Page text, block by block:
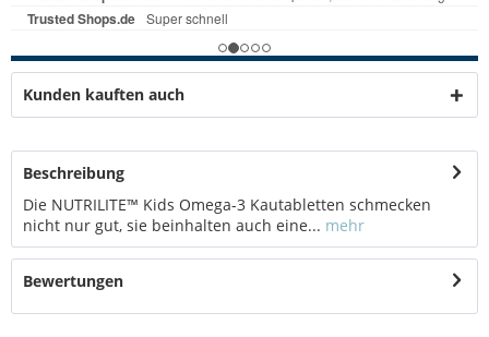
Kunden kauften auch
Beschreibung
Die NUTRILITE™ Kids Omega-3 Kautabletten schmecken
nicht nur gut, sie beinhalten auch eine... mehr
Bewertungen